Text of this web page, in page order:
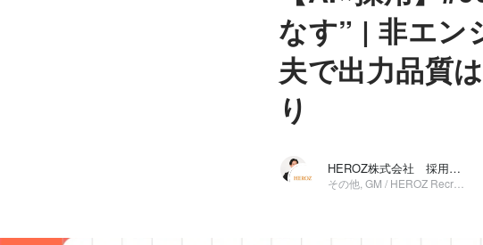
なす” | 非エン
夫で出力品質
り
HEROZ株式会社 採用担当, 小林 武文